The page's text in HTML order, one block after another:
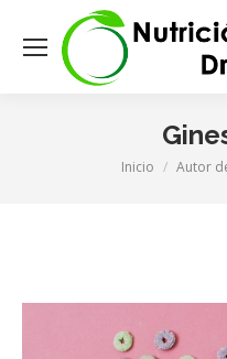
Estás aquí:
Inicio Autor